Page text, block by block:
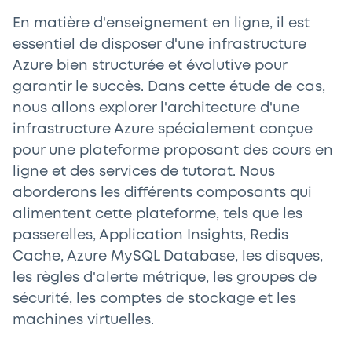
En matière d'enseignement en ligne, il est
essentiel de disposer d'une infrastructure
Azure bien structurée et évolutive pour
garantir le succès. Dans cette étude de cas,
nous allons explorer l'architecture d'une
infrastructure Azure spécialement conçue
pour une plateforme proposant des cours en
ligne et des services de tutorat. Nous
aborderons les différents composants qui
alimentent cette plateforme, tels que les
passerelles, Application Insights, Redis
Cache, Azure MySQL Database, les disques,
les règles d'alerte métrique, les groupes de
sécurité, les comptes de stockage et les
machines virtuelles.